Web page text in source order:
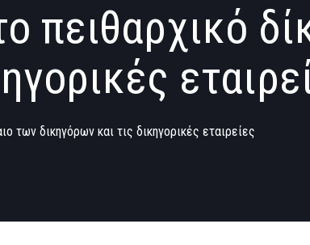
πειθαρχικό
των δικηγόρων και τις δικηγορικές εταιρείες